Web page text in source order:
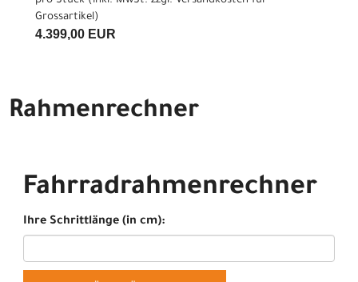
Grossartikel)
4.399,00 EUR
Rahmenrechner
Fahrradrahmenrechner
Ihre Schrittlänge (in cm):